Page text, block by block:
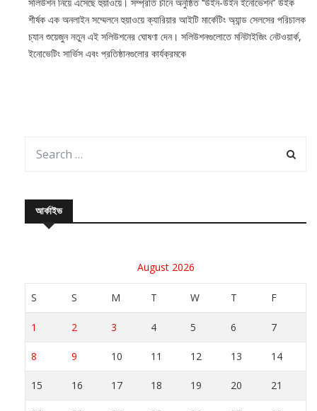
শীর্ষক এক অনলাইন সম্মেলনে হুয়াওয়ে ক্যারিয়ার আইটি মার্কেটিং অ্যান্ড সেলসের পরিচালক
চ্যান শুয়েজুন নতুন এই সলিউশনের ঘোষণা দেন। সলিউশনগুলোতে মনিটাইজিং নেটওয়ার্ক,
ইনোভেটিং সার্ভিস এবং প্রতিষ্ঠানগুলোর কার্যক্রমকে
আর্কাইভ
August 2026
S S M T W T F
1 2 3 4 5 6 7
8 9 10 11 12 13 14
15 16 17 18 19 20 21